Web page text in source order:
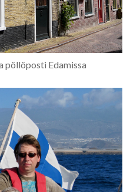
pöllöposti Edamissa